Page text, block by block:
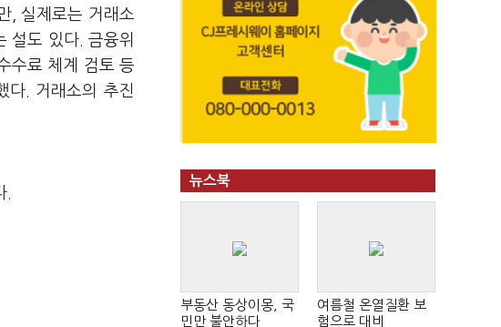
, 실제로는 거래소
설도 있다. 금융위
수료 체계 검토 등
다. 거래소의 추진
.
뉴스북
부동산 동상이몽, 국
민만 불안하다
여름철 온열질환 보
험으로 대비